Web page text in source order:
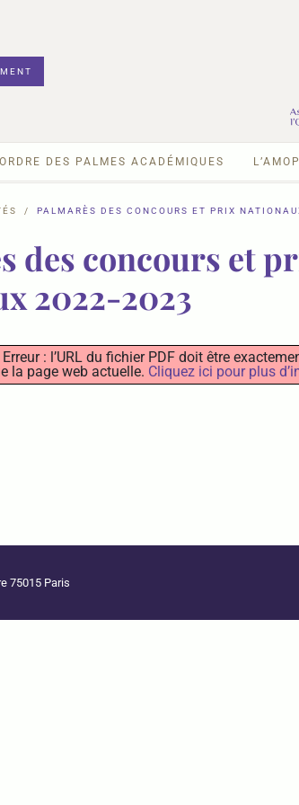
DES PALMES ACADÉMIQUES
PALMARÈS DES CONCOURS ET PRIX
des concours et
2022-2023
: l’URL du fichier PDF doit être
la page web actuelle. Cliquez ici pour plus
75015 Paris